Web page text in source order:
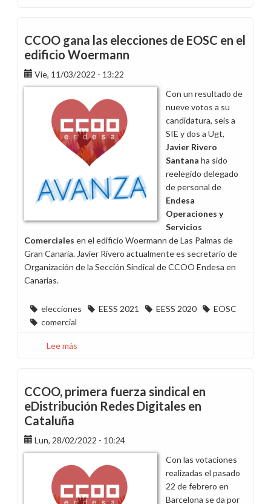
favorable
fuerza
el
comienzo
de
las
elecciones
sindicales
en
Endesa
Generación
Madrid
CCOO gana las elecciones de EOSC en el
edificio Woermann
Vie, 11/03/2022 - 13:22
Con un resultado de
nueve votos a su
candidatura, seis a
SIE y dos a Ugt,
Javier Rivero
Santana ha sido
reelegido delegado
de personal de
Endesa
Operaciones y
Servicios
Comerciales en el edificio Woermann de Las Palmas de
Gran Canaria. Javier Rivero actualmente es secretario de
Organización de la Sección Sindical de CCOO Endesa en
Canarias.
elecciones EESS 2021 EESS 2020
EOSC
comercial
Lee más
las
elecciones
de
en
el
edificio
Woermann
CCOO, primera fuerza sindical en
eDistribución Redes Digitales en
Cataluña
Lun, 28/02/2022 - 10:24
Con las votaciones
realizadas el pasado
22 de febrero en
Barcelona se da por